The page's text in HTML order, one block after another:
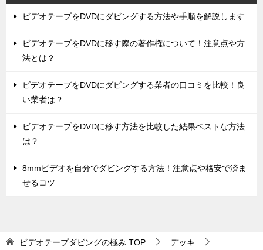
ビデオテープをDVDにダビングする方法や手順を解説します
ビデオテープをDVDに移す際の著作権について！注意点や方
法とは？
ビデオテープをDVDにダビングする業者の口コミを比較！良
い業者は？
ビデオテープをDVDに移す方法を比較した結果ベストな方法
は？
8mmビデオを自分でダビングする方法！注意点や格安で済ま
せるコツ
ビデオテープダビングの極み TOP デッキ